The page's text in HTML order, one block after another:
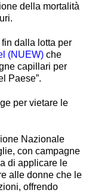
della mortalità
dalla lotta per
(NUEW) che
capillari per
Paese”.
per vietare le
Nazionale
con campagne
di applicare le
alle donne che le
offrendo